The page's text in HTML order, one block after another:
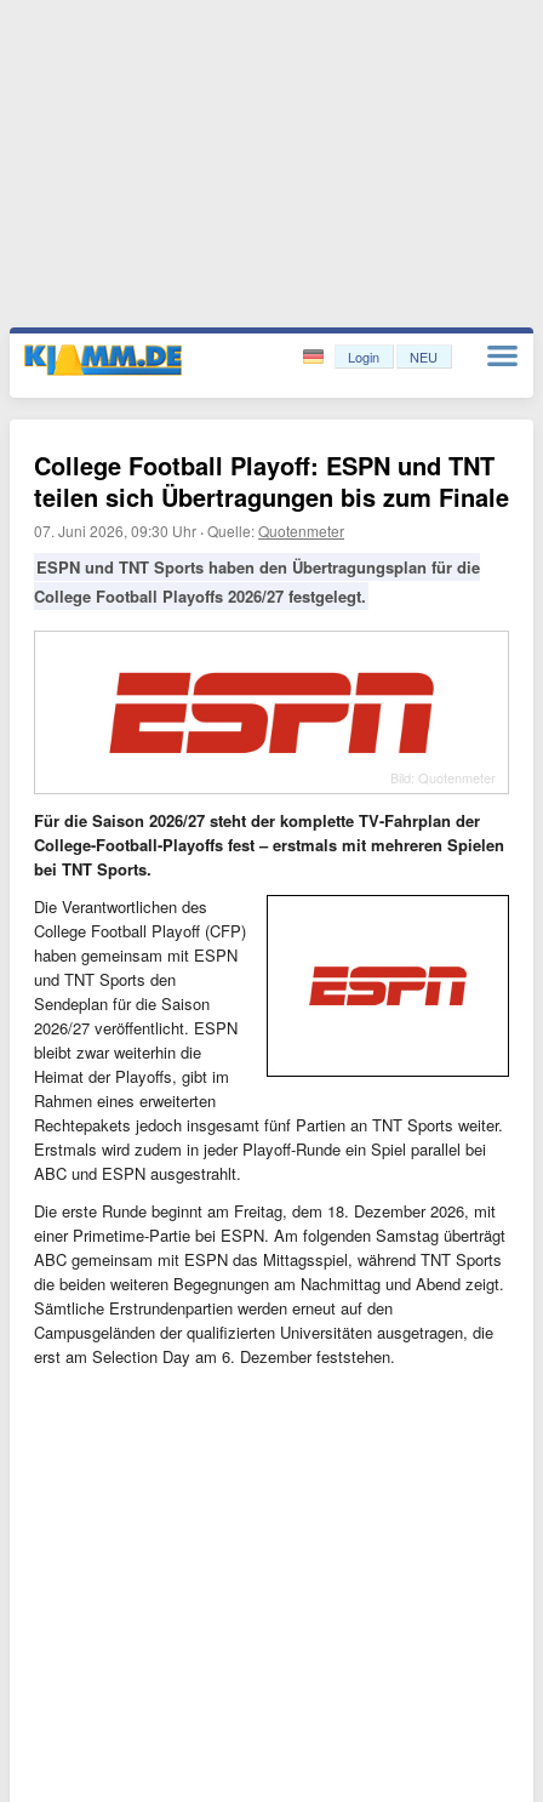
Login NEU
College Football Playoff: ESPN und TNT
teilen sich Übertragungen bis zum Finale
07. Juni 2026, 09:30 Uhr ·Quelle:Quotenmeter
ESPN und TNT Sports haben den Übertragungsplan für die
College Football Playoffs 2026/27 festgelegt.
Bild: Quotenmeter
Für die Saison 2026/27 steht der komplette TV-Fahrplan der
College-Football-Playoffs fest – erstmals mit mehreren Spielen
bei TNT Sports.
Die Verantwortlichen des
College Football Playoff (CFP)
haben gemeinsam mit ESPN
und TNT Sports den
Sendeplan für die Saison
2026/27 veröffentlicht. ESPN
bleibt zwar weiterhin die
Heimat der Playoffs, gibt im
Rahmen eines erweiterten
Rechtepakets jedoch insgesamt fünf Partien an TNT Sports weiter.
Erstmals wird zudem in jeder Playoff-Runde ein Spiel parallel bei
ABC und ESPN ausgestrahlt.
Die erste Runde beginnt am Freitag, dem 18. Dezember 2026, mit
einer Primetime-Partie bei ESPN. Am folgenden Samstag überträgt
ABC gemeinsam mit ESPN das Mittagsspiel, während TNT Sports
die beiden weiteren Begegnungen am Nachmittag und Abend zeigt.
Sämtliche Erstrundenpartien werden erneut auf den
Campusgeländen der qualifizierten Universitäten ausgetragen, die
erst am Selection Day am 6. Dezember feststehen.